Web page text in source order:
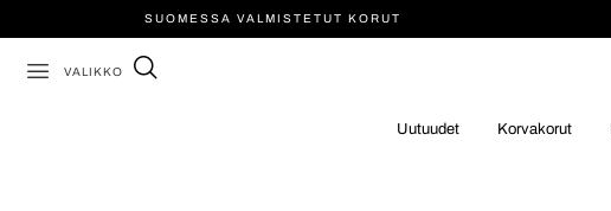
SUOMESSA VALMISTETUT KORUT
VALIKKO
Uutuudet Korvakorut